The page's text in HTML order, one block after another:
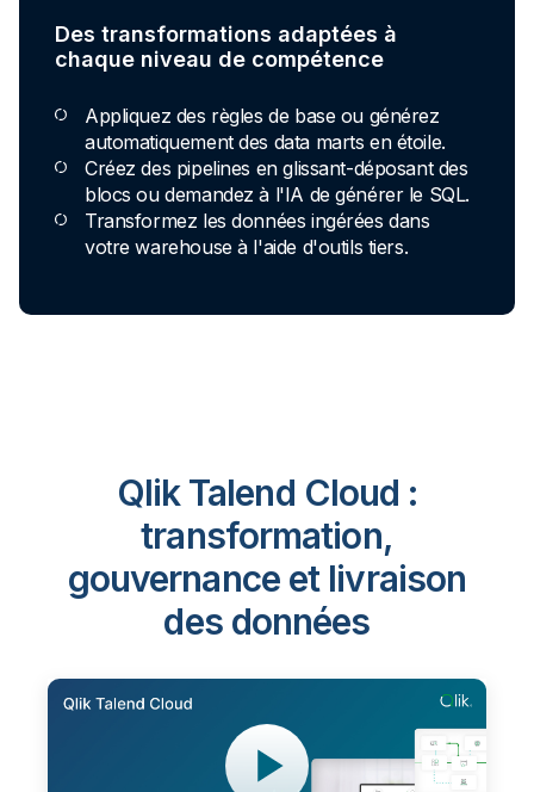
Des transformations adaptées à
chaque niveau de compétence
Appliquez des règles de base ou générez
automatiquement des data marts en étoile.
Créez des pipelines en glissant-déposant des
blocs ou demandez à l'IA de générer le SQL.
Transformez les données ingérées dans
votre warehouse à l'aide d'outils tiers.
Qlik Talend Cloud :
transformation,
gouvernance et livraison
des données